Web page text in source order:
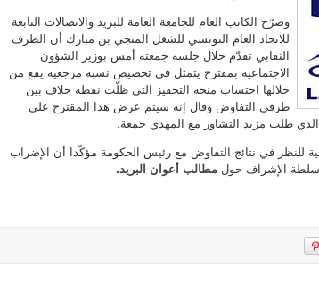
وصرّح الكاتب العام للجامعة العامة للبريد والاتصالات التابعة
للاتحاد العام التونسي للشغل المنجي بن مبارك أن الطرف
النقابي تقدّم خلال جلسة جمعته أمس بوزير الشؤون
الاجتماعية بمقترح يتمثل في تخصيص نسبة مرجعية يقع من
خلالها احتساب منحة التحفيز التي ظلّت نقطة خلاف بين
طرفي التفاوض وقال إنه سيتم عرض هذا المقترح على
طلب مزيد التشاور مع المهدي جمعة.
للنظر في نتائج التفاوض مع رئيس الحكومة مؤكّدا أن الإضراب
الإشراف حول مطالب أعوان البريد.